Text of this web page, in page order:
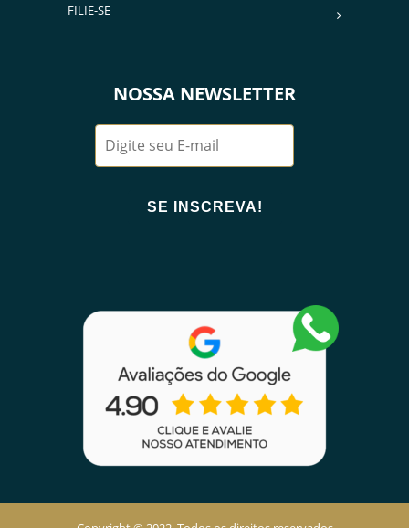
FILIE-SE
NOSSA NEWSLETTER